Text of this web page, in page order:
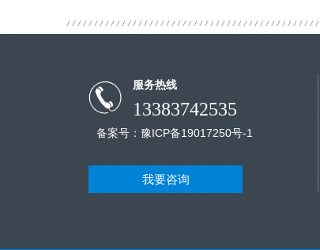
服务热线
13383742535
备案号： 豫ICP备19017250号-1
我要咨询